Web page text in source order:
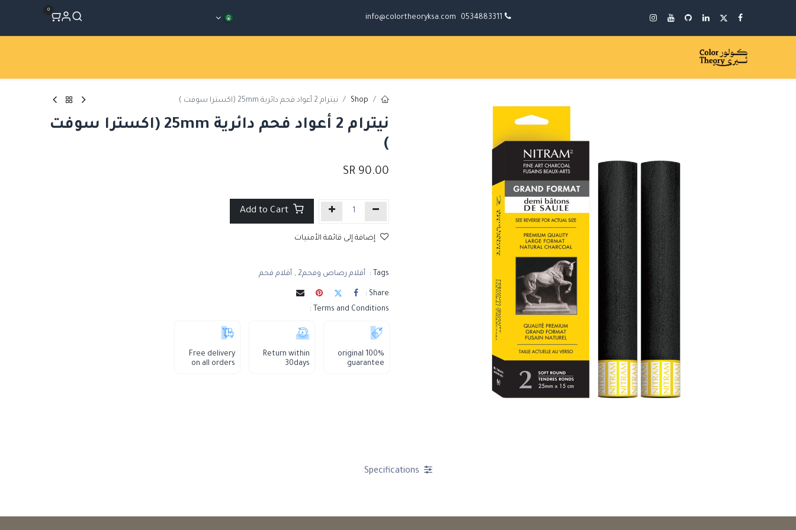
0534883311
info@colortheoryksa.com
0
Shop نيترام 2 أعواد فحم دائرية 25mm (اكسترا سوفت )
نيترام 2 أعواد فحم دائرية 25mm (اكسترا سوفت
)
90.00
Add to Cart
إضافة إلى قائمة الأمنيات
Tags : أقلام رصاص وفحم2 , أقلام فحم
Share :
Terms and Conditions :
100% original
guarantee
Return within
30days
Free delivery
on all orders